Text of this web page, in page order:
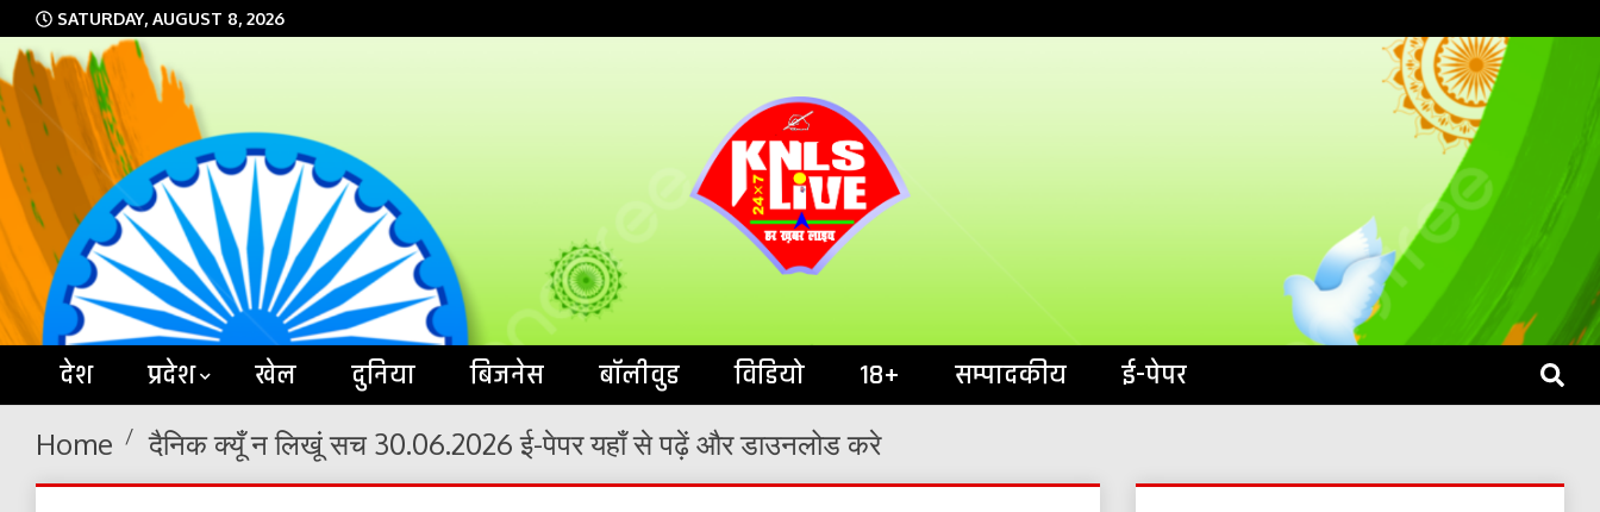
Skip
to
content
SATURDAY, AUGUST 8, 2026
KNLS LIVE
देश प्रदेश खेल दुनिया बिजनेस बॉलीवुड विडियो 18+ सम्पादकीय ई-पेपर
Home दैनिक क्यूँ न लिखूं सच 30.06.2026 ई-पेपर यहाँ से पढ़ें और डाउनलोड करे